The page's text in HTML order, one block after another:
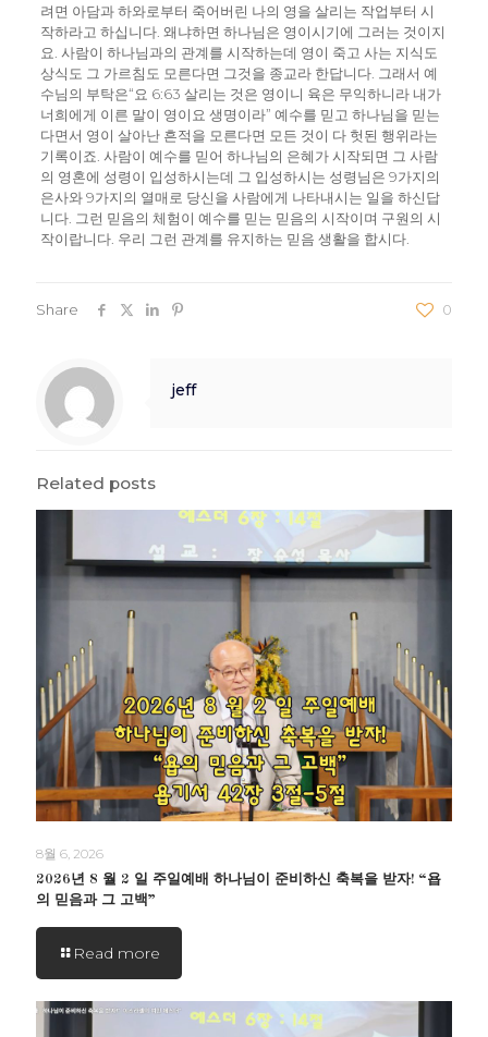
려면 아담과 하와로부터 죽어버린 나의 영을 살리는 작업부터 시
작하라고 하십니다. 왜냐하면 하나님은 영이시기에 그러는 것이지
요. 사람이 하나님과의 관계를 시작하는데 영이 죽고 사는 지식도
상식도 그 가르침도 모른다면 그것을 종교라 한답니다. 그래서 예
수님의 부탁은“요 6:63 살리는 것은 영이니 육은 무익하니라 내가
너희에게 이른 말이 영이요 생명이라” 예수를 믿고 하나님을 믿는
다면서 영이 살아난 흔적을 모른다면 모든 것이 다 헛된 행위라는
기록이죠. 사람이 예수를 믿어 하나님의 은혜가 시작되면 그 사람
의 영혼에 성령이 입성하시는데 그 입성하시는 성령님은 9가지의
은사와 9가지의 열매로 당신을 사람에게 나타내시는 일을 하신답
니다. 그런 믿음의 체험이 예수를 믿는 믿음의 시작이며 구원의 시
작이랍니다. 우리 그런 관계를 유지하는 믿음 생활을 합시다.
Share 0
jeff
Related posts
8월 6, 2026
2026년 8 월 2 일 주일예배 하나님이 준비하신 축복을 받자! “욥
의 믿음과 그 고백”
Read more